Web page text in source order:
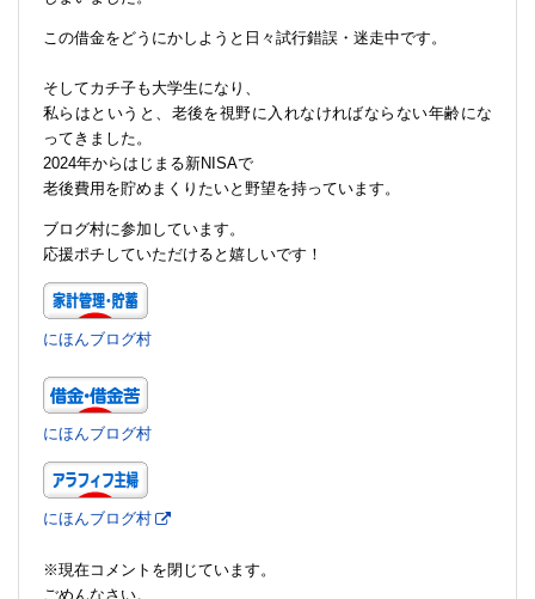
この借金をどうにかしようと日々試行錯誤・迷走中です。
そしてカチ子も大学生になり、
私らはというと、老後を視野に入れなければならない年齢にな
ってきました。
2024年からはじまる新NISAで
老後費用を貯めまくりたいと野望を持っています。
ブログ村に参加しています。
応援ポチしていただけると嬉しいです！
にほんブログ村
にほんブログ村
にほんブログ村
※現在コメントを閉じています。
ごめんなさい。